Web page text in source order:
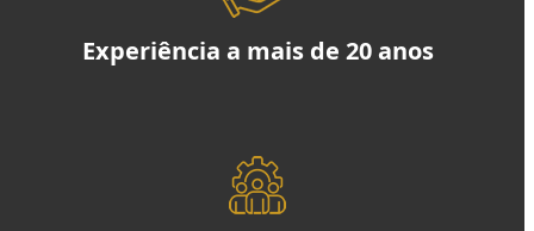
Experiência a mais de 20 anos